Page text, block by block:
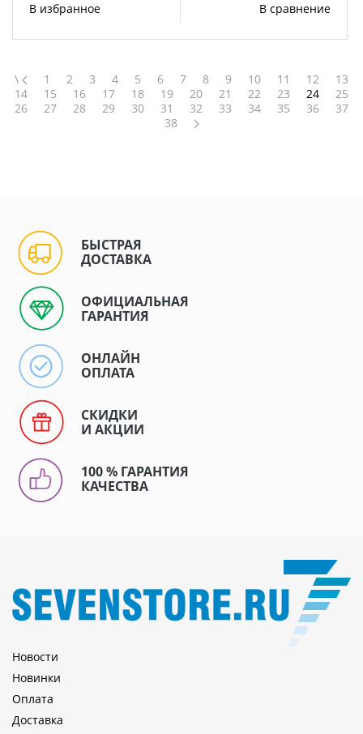
В избранное В сравнение
\ 1 2 3 4 5 6 7 8 9 10 11 12
13
14
15 16 17 18 19 20 21 22 23 24
25
26
27 28 29 30 31 32 33 34 35 36
37
38
БЫСТРАЯ
ДОСТАВКА
ОФИЦИАЛЬНАЯ
ГАРАНТИЯ
ОНЛАЙН
ОПЛАТА
СКИДКИ
И АКЦИИ
100 % ГАРАНТИЯ
КАЧЕСТВА
Новости
Новинки
Оплата
Доставка